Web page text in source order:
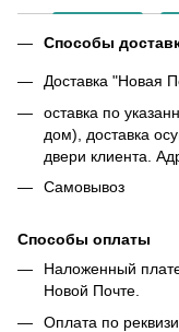
Способы
Доставка "Новая
оставка по
дом), доставка
двери клиента.
Самовывоз
Способы оплаты
Наложенный
Новой Почте.
Оплата по